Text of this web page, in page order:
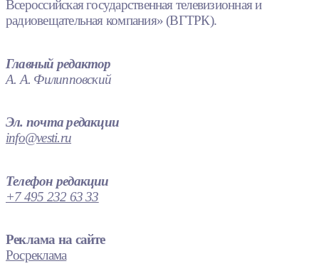
Всероссийская государственная телевизионная и
радиовещательная компания» (ВГТРК).
Главный редактор
А. А. Филипповский
Эл. почта редакции
info@vesti.ru
Телефон редакции
+7 495 232 63 33
Реклама на сайте
Росреклама